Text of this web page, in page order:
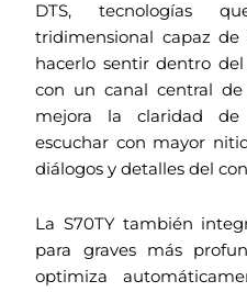
DTS, tecnologías
tridimensional capaz
hacerlo sentir dentro
con un canal central
mejora la claridad de
escuchar con mayor
diálogos y detalles del
La S70TY también
para graves más
optimiza